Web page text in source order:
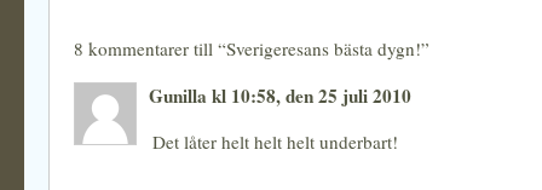
8 kommentarer till “Sverigeresans bästa dygn!”
Gunilla kl 10:58, den 25 juli 2010
Det låter helt helt helt underbart!